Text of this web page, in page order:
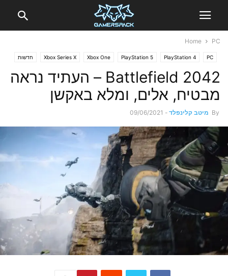
Home PC
PC
PlayStation 4
PlayStation 5
Xbox One
Xbox Series X חדשות
Battlefield 2042 – העתיד נראה
מבטיח, אלים, ומלא באקשן
By מיטב קלינפלד -
09/06/2021